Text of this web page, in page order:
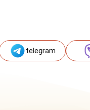
telegram